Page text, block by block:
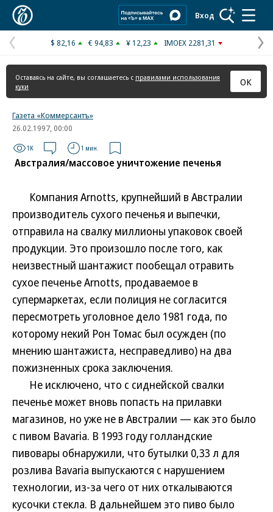
Вход
Предыдущая
страница
$ 82,16 € 94,83 ¥ 12,23 IMOEX 2281,31
Оставаясь на сайте, вы соглашаетесь с правилами использования
куки
ОК
Газета «Коммерсантъ»
26.02.1997, 00:00
1K 1 мин.
Австралия/массовое уничтожение печенья
Компания Arnotts, крупнейший в Австралии
производитель сухого печенья и выпечки,
отправила на свалку миллионы упаковок своей
продукции. Это произошло после того, как
неизвестный шантажист пообещал отравить
сухое печенье Arnotts, продаваемое в
супермаркетах, если полиция не согласится
пересмотреть уголовное дело 1981 года, по
которому некий Рон Томас был осужден (по
мнению шантажиста, несправедливо) на два
пожизненных срока заключения.
Не исключено, что с сиднейской свалки
печенье может вновь попасть на прилавки
магазинов, но уже не в Австралии — как это было
с пивом Bavaria. В 1993 году голландские
пивовары обнаружили, что бутылки 0,33 л для
розлива Bavaria выпускаются с нарушением
технологии, из-за чего от них откалываются
кусочки стекла. В дальнейшем это пиво было